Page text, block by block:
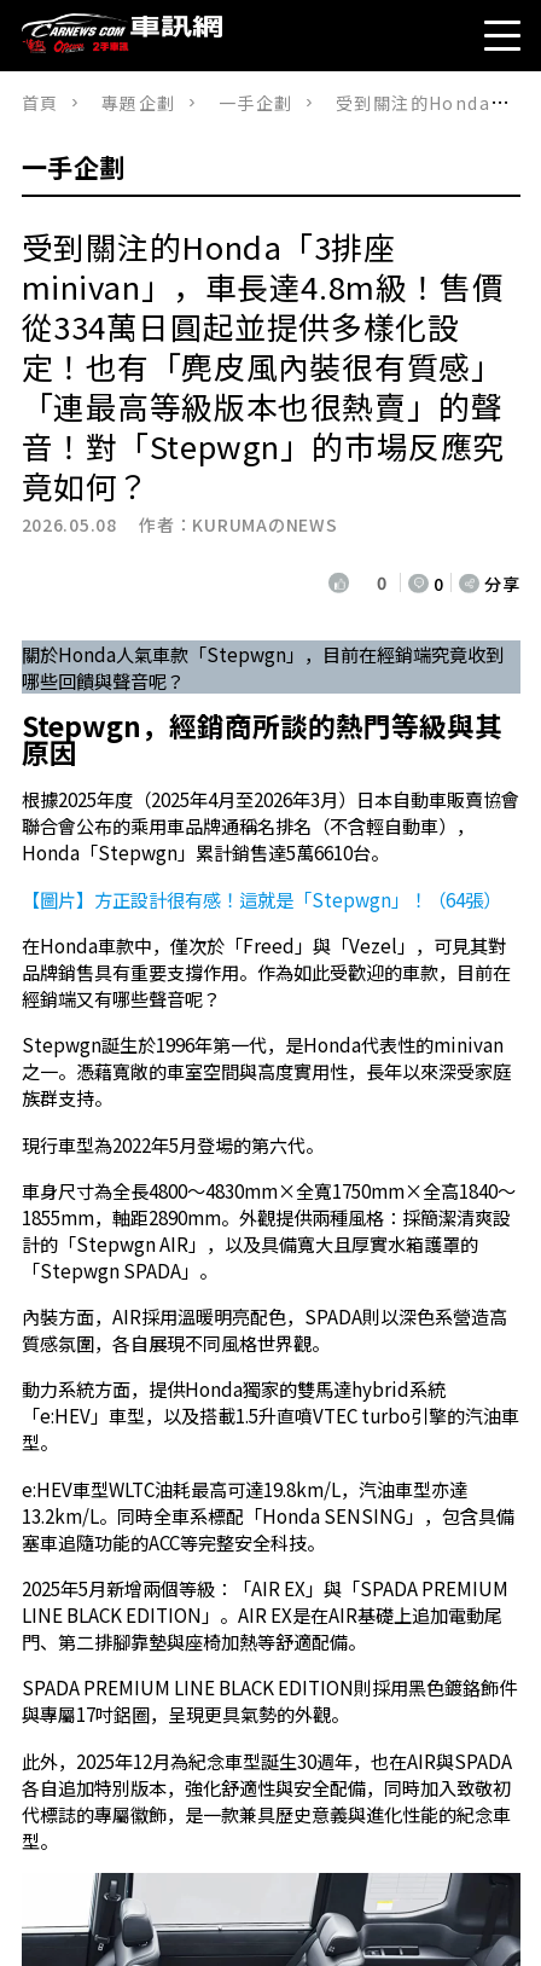
首頁 專題企劃 一手企劃 受到關注的Honda「3排座minivan」，車長達4.8m級！售價從334萬日圓起並提供多樣化設定！也有「麂皮風內裝很有質感」「連最高等級版本也很熱賣」的聲音！對「Stepwgn」的市場反應究竟如何？
一手企劃
受到關注的Honda「3排座
minivan」，車長達4.8m級！售價
從334萬日圓起並提供多樣化設
定！也有「麂皮風內裝很有質感」
「連最高等級版本也很熱賣」的聲
音！對「Stepwgn」的市場反應究
竟如何？
2026.05.08 作者： KURUMAのNEWS
0 0 分享
關於Honda人氣車款「Stepwgn」，目前在經銷端究竟收到
哪些回饋與聲音呢？
Stepwgn，經銷商所談的熱門等級與其
原因
根據2025年度（2025年4月至2026年3月）日本自動車販賣協會
聯合會公布的乘用車品牌通稱名排名（不含輕自動車），
Honda「Stepwgn」累計銷售達5萬6610台。
【圖片】方正設計很有感！這就是「Stepwgn」！（64張）
在Honda車款中，僅次於「Freed」與「Vezel」，可見其對
品牌銷售具有重要支撐作用。作為如此受歡迎的車款，目前在
經銷端又有哪些聲音呢？
Stepwgn誕生於1996年第一代，是Honda代表性的minivan
之一。憑藉寬敞的車室空間與高度實用性，長年以來深受家庭
族群支持。
現行車型為2022年5月登場的第六代。
車身尺寸為全長4800～4830mm×全寬1750mm×全高1840～
1855mm，軸距2890mm。外觀提供兩種風格：採簡潔清爽設
計的「Stepwgn AIR」，以及具備寬大且厚實水箱護罩的
「Stepwgn SPADA」。
內裝方面，AIR採用溫暖明亮配色，SPADA則以深色系營造高
質感氛圍，各自展現不同風格世界觀。
動力系統方面，提供Honda獨家的雙馬達hybrid系統
「e:HEV」車型，以及搭載1.5升直噴VTEC turbo引擎的汽油車
型。
e:HEV車型WLTC油耗最高可達19.8km/L，汽油車型亦達
13.2km/L。同時全車系標配「Honda SENSING」，包含具備
塞車追隨功能的ACC等完整安全科技。
2025年5月新增兩個等級：「AIR EX」與「SPADA PREMIUM
LINE BLACK EDITION」。AIR EX是在AIR基礎上追加電動尾
門、第二排腳靠墊與座椅加熱等舒適配備。
SPADA PREMIUM LINE BLACK EDITION則採用黑色鍍鉻飾件
與專屬17吋鋁圈，呈現更具氣勢的外觀。
此外，2025年12月為紀念車型誕生30週年，也在AIR與SPADA
各自追加特別版本，強化舒適性與安全配備，同時加入致敬初
代標誌的專屬徽飾，是一款兼具歷史意義與進化性能的紀念車
型。